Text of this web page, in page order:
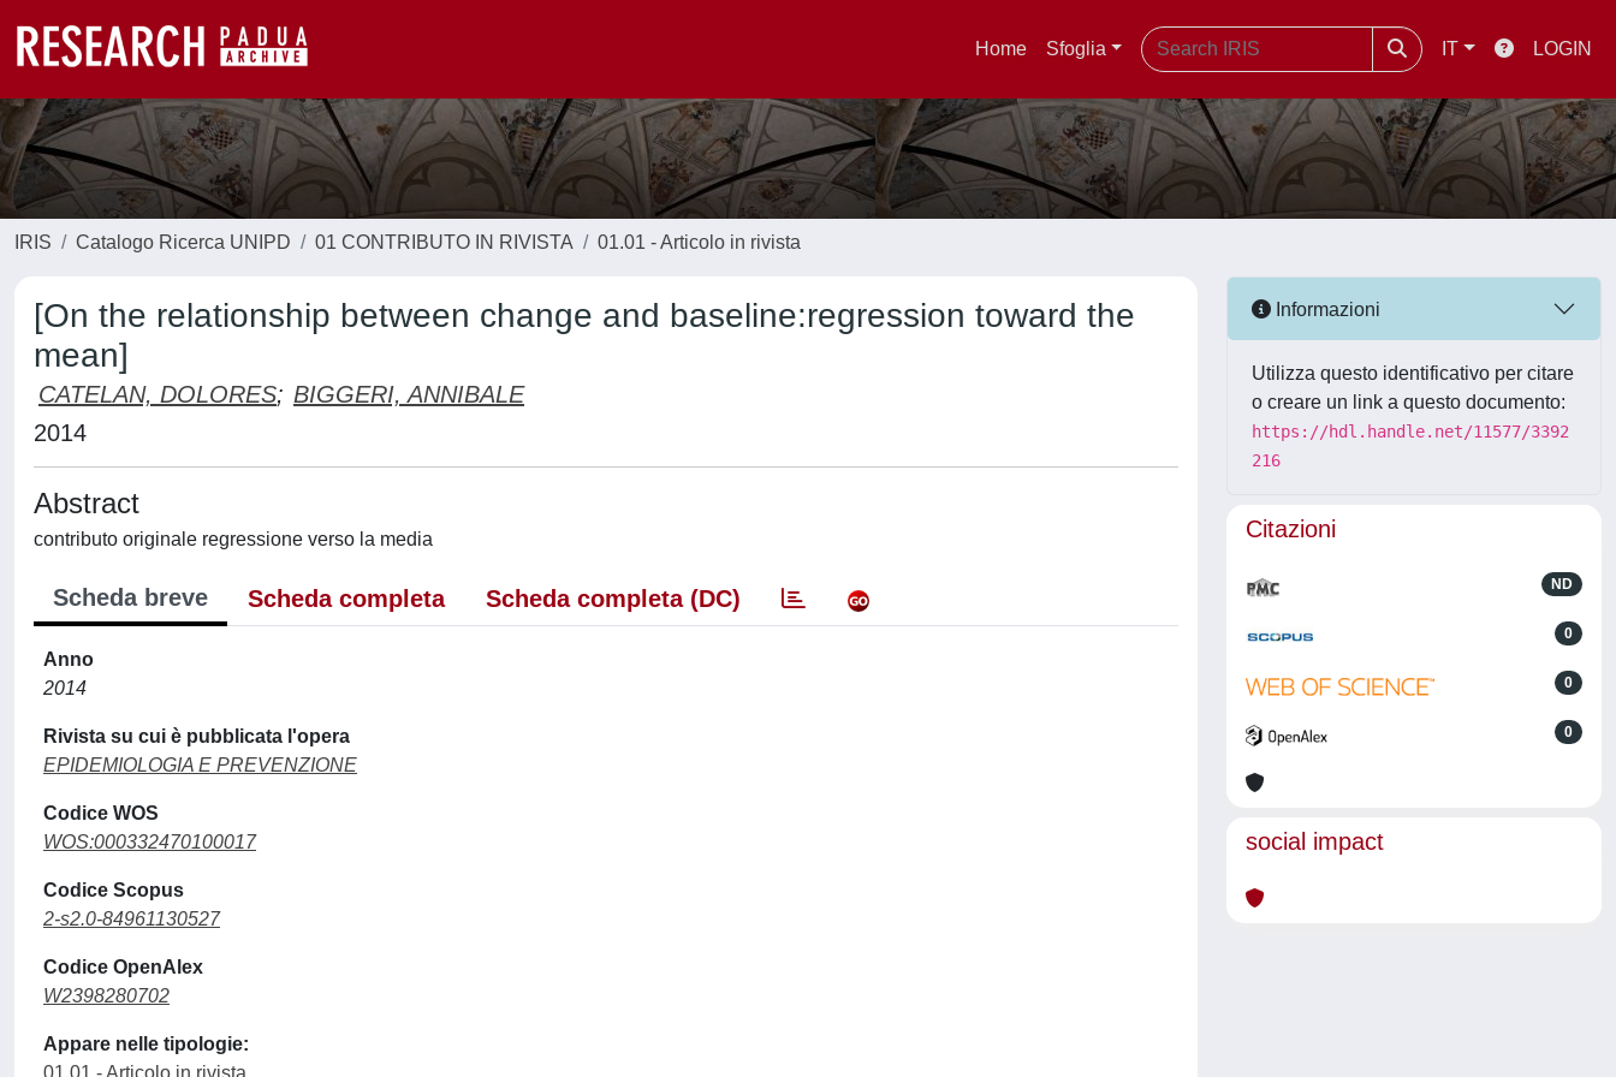
Home Sfoglia IT LOGIN
IRIS Catalogo Ricerca UNIPD 01 CONTRIBUTO IN RIVISTA 01.01 - Articolo in rivista
[On the relationship between change and baseline:regression toward the
mean]
CATELAN, DOLORES; BIGGERI, ANNIBALE
2014
Abstract
contributo originale regressione verso la media
Scheda breve Scheda completa Scheda completa (DC)
Anno
2014
Rivista su cui è pubblicata l'opera
EPIDEMIOLOGIA E PREVENZIONE
Codice WOS
WOS:000332470100017
Codice Scopus
2-s2.0-84961130527
Codice OpenAlex
W2398280702
Appare nelle tipologie:
01.01 - Articolo in rivista
Informazioni
Utilizza questo identificativo per citare
o creare un link a questo documento:
https://hdl.handle.net/11577/3392
216
Citazioni
ND
0
0
0
social impact